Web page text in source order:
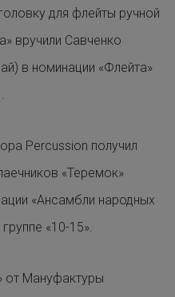
для флейты ручной
вручили Савченко
в номинации «Флейта»
Percussion получил
«Теремок»
«Ансамбли народных
«10-15».
от Мануфактуры